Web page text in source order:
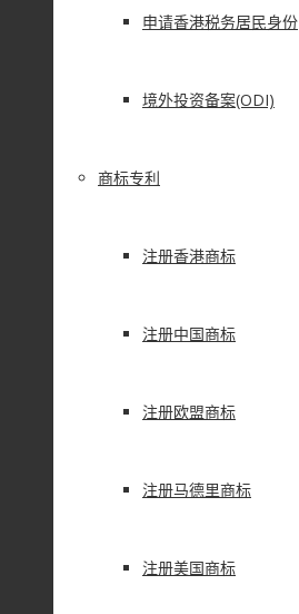
申请香港税务居民身份
境外投资备案(ODI)
商标专利
注册香港商标
注册中国商标
注册欧盟商标
注册马德里商标
注册美国商标